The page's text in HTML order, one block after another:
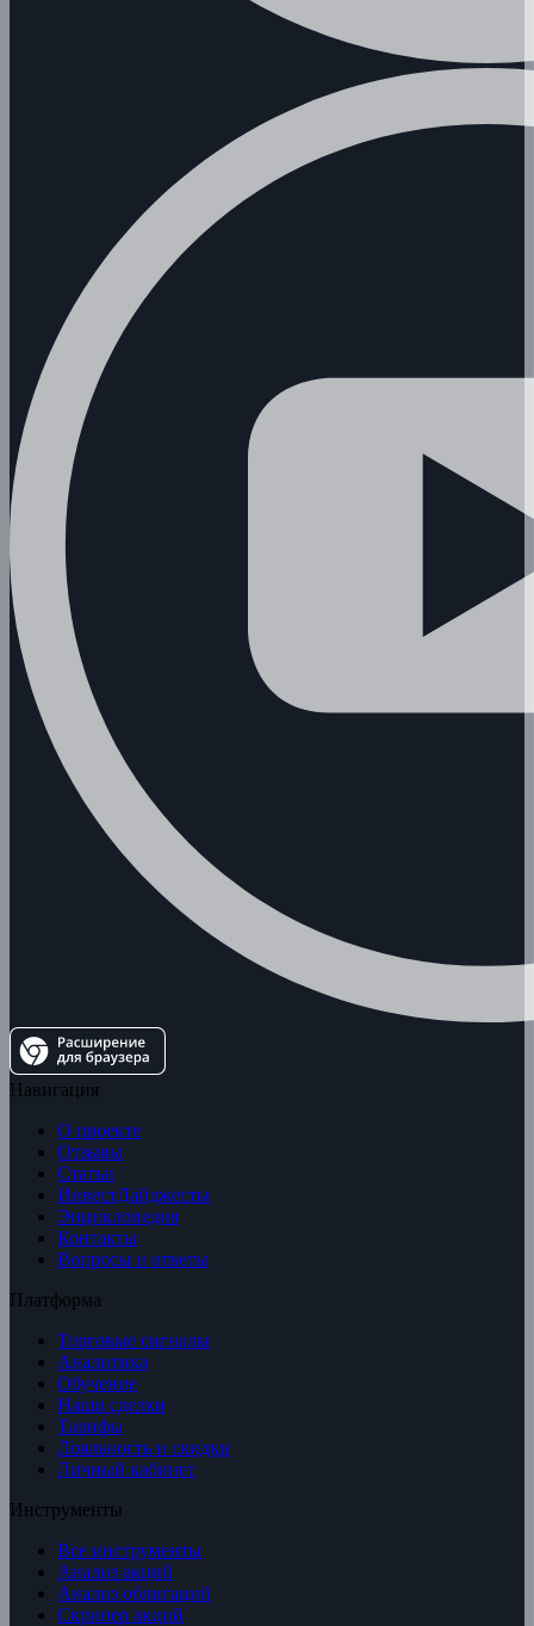
Навигация
О проекте
Отзывы
Статьи
ИнвестДайджесты
Энциклопедия
Контакты
Вопросы и ответы
Платформа
Торговые сигналы
Аналитика
Обучение
Наши сделки
Тарифы
Лояльность и скидки
Личный кабинет
Инструменты
Все инструменты
Анализ акций
Анализ облигаций
Скринер акций